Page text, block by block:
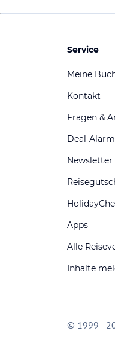
Service
Meine
Kontakt
Fragen &
Deal-
Apps
Alle
Inhalte
© 1999 -